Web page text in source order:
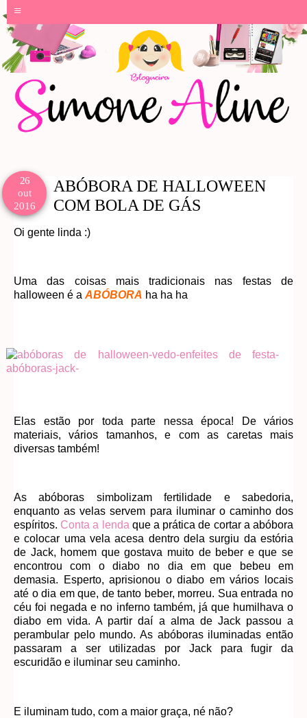
≡
26
out
2016
ABÓBORA DE HALLOWEEN
COM BOLA DE GÁS
Oi gente linda :)
Uma das coisas mais tradicionais nas festas de
halloween é a ABÓBORA ha ha ha
Elas estão por toda parte nessa época! De vários
materiais, vários tamanhos, e com as caretas mais
diversas também!
As abóboras simbolizam fertilidade e sabedoria,
enquanto as velas servem para iluminar o caminho dos
espíritos. Conta a lenda que a prática de cortar a abóbora
e colocar uma vela acesa dentro dela surgiu da estória
de Jack, homem que gostava muito de beber e que se
encontrou com o diabo no dia em que bebeu em
demasia. Esperto, aprisionou o diabo em vários locais
até o dia em que, de tanto beber, morreu. Sua entrada no
céu foi negada e no inferno também, já que humilhava o
diabo em vida. A partir daí a alma de Jack passou a
perambular pelo mundo. As abóboras iluminadas então
passaram a ser utilizadas por Jack para fugir da
escuridão e iluminar seu caminho.
E iluminam tudo, com a maior graça, né não?